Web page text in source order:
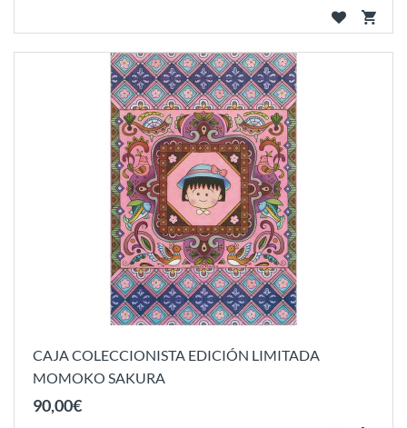
CAJA COLECCIONISTA EDICIÓN LIMITADA
MOMOKO SAKURA
90,00€